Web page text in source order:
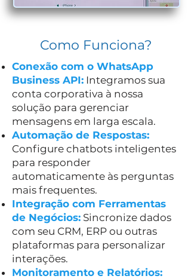
Como Funciona?
Conexão com o WhatsApp
Business API: Integramos sua
conta corporativa à nossa
solução para gerenciar
mensagens em larga escala.
Automação de Respostas:
Configure chatbots inteligentes
para responder
automaticamente às perguntas
mais frequentes.
Integração com Ferramentas
de Negócios: Sincronize dados
com seu CRM, ERP ou outras
plataformas para personalizar
interações.
Monitoramento e Relatórios: